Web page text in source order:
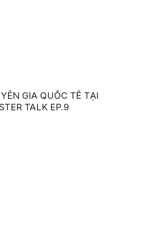
GIA QUỐC TẾ TẠI
TALK EP.9